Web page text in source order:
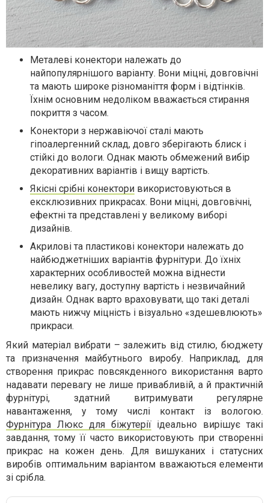
Металеві конектори належать до
найпопулярнішого варіанту. Вони міцні, довговічні
та мають широке різноманіття форм і відтінків.
Їхнім основним недоліком вважається стирання
покриття з часом.
Конектори з нержавіючої сталі мають
гіпоалергенний склад, довго зберігають блиск і
стійкі до вологи. Однак мають обмежений вибір
декоративних варіантів і вищу вартість.
Якісні срібні конектори використовуються в
ексклюзивних прикрасах. Вони міцні, довговічні,
ефектні та представлені у великому виборі
дизайнів.
Акрилові та пластикові конектори належать до
найбюджетніших варіантів фурнітури. До їхніх
характерних особливостей можна віднести
невелику вагу, доступну вартість і незвичайний
дизайн. Однак варто враховувати, що такі деталі
мають нижчу міцність і візуально «здешевлюють»
прикраси.
Який матеріал вибрати – залежить від стилю, бюджету
та призначення майбутнього виробу. Наприклад, для
створення прикрас повсякденного використання варто
надавати перевагу не лише привабливій, а й практичній
фурнітурі, здатний витримувати регулярне
навантаження, у тому числі контакт із вологою.
Фурнітура Люкс для біжутеріїідеально вирішує такі
завдання, тому її часто використовують при створенні
прикрас на кожен день. Для вишуканих і статусних
виробів оптимальним варіантом вважаються елементи
зі срібла.